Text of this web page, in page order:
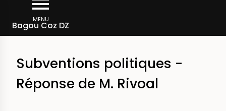
contenu
MENU
Bagou Coz DZ
d'Ariane
Rechercher dans la presse
Subventions politiques -
Réponse de M. Rivoal